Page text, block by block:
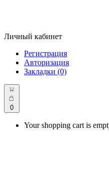
Личный кабинет
Регистрация
Авторизация
Закладки (0)
0
Your shopping cart is